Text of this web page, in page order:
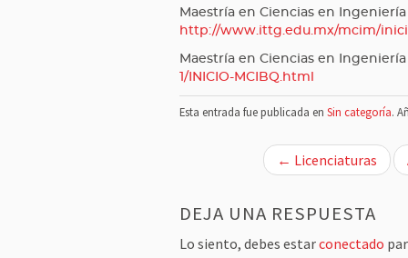
Maestría en Ciencias en
http://www.ittg.edu.mx/mcim/
Maestría en Ciencias en
1/INICIO-MCIBQ.html
Esta entrada fue publicada en Sin categoría.
a
v
← Licenciaturas
DEJA UNA RESPUESTA
Lo siento, debes estarconectado